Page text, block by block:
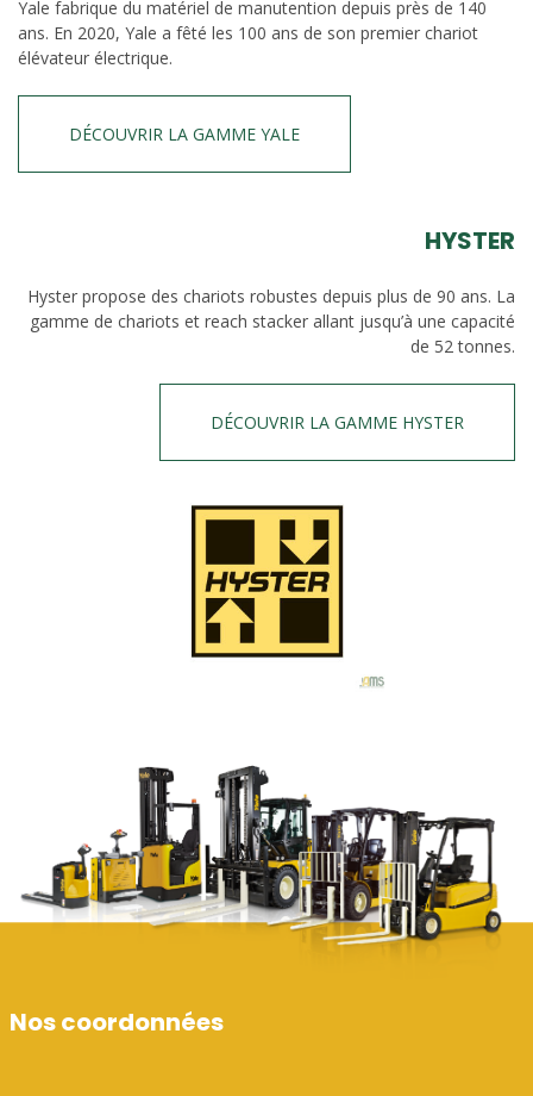
Yale fabrique du matériel de manutention depuis près de 140
ans. En 2020, Yale a fêté les 100 ans de son premier chariot
élévateur électrique.
DÉCOUVRIR LA GAMME YALE
HYSTER
Hyster propose des chariots robustes depuis plus de 90 ans. La
gamme de chariots et reach stacker allant jusqu’à une capacité
de 52 tonnes.
DÉCOUVRIR LA GAMME HYSTER
Nos coordonnées